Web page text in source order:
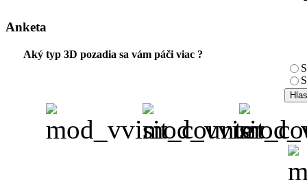
Anketa
Aký typ 3D pozadia sa vám páči viac ?